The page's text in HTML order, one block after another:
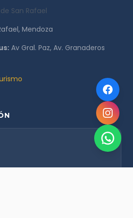
San Rafael
Mendoza
Av Gral. Paz, Av. Granaderos